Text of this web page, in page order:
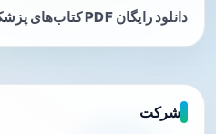
دانلود رایگان PDF کتاب‌های پزشکی.
شرکت